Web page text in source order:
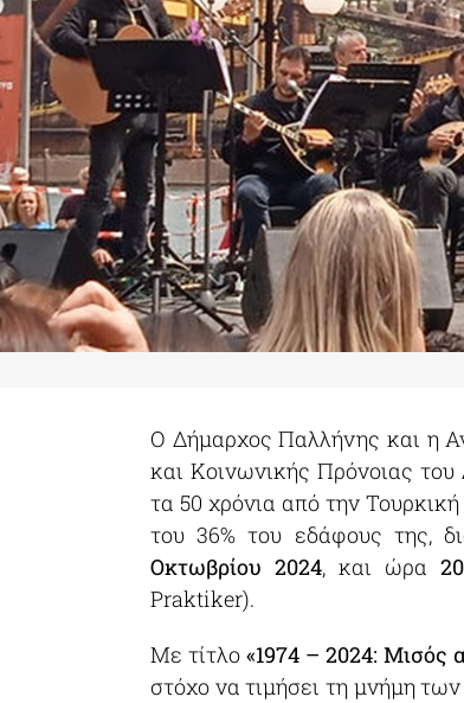
Ο Δήμαρχος Παλλήνης και η
και Κοινωνικής Πρόνοιας
τα 50 χρόνια από την
του 36% του εδάφους της,
Οκτωβρίου 2024, και ώρα
Praktiker).
Με τίτλο «1974 – 2024: Μισός
στόχο να τιμήσει τη μνήμη